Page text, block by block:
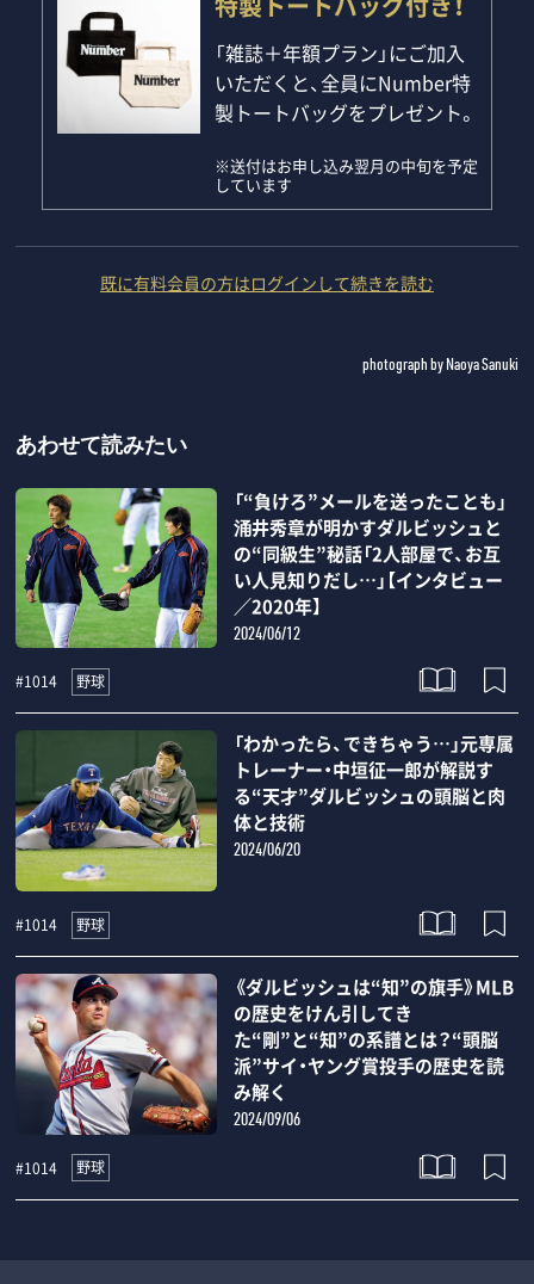
「雑誌＋年額プラン」にご加入
いただくと、全員にNumber特
製トートバッグをプレゼント。
※送付はお申し込み翌月の中旬を予定
しています
既に有料会員の方はログインして続きを読む
photograph by Naoya Sanuki
あわせて読みたい
「“負けろ”メールを送ったことも」
涌井秀章が明かすダルビッシュと
の“同級生”秘話「2人部屋で、お互
い人見知りだし…」【インタビュー
／2020年】
2024/06/12
#1014 野球
「わかったら、できちゃう…」元専属
トレーナー・中垣征一郎が解説す
る“天才”ダルビッシュの頭脳と肉
体と技術
2024/06/20
#1014 野球
《ダルビッシュは“知”の旗手》MLB
の歴史をけん引してき
た“剛”と“知”の系譜とは？“頭脳
派”サイ・ヤング賞投手の歴史を読
み解く
2024/09/06
#1014 野球